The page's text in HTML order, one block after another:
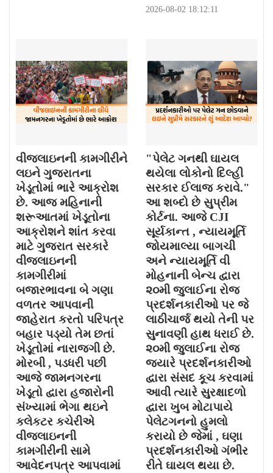
2026-08-02 18:12:11
વીજલાઇનની કામગીરીને
લઇને ગુજરાતના
ખેડૂતોમાં ભારે આક્રોશ
છે. આજ મહિનાની
શરૂઆતમાં ખેડૂતોના
આક્રોશને શાંત કરવા
માટે ગુજરાત સરકારે
વીજલાઇનની
કામગીરીમાં
બજારભાવના બે ગણા
વળતર આપવાની
જાહેરાત કરતો પરિપત્ર
બહાર પડ્યો તેમ છતાં
ખેડૂતોમાં નારાજગી છે.
મોરબી , પડધરી પછી
આજે જામનગરના
ખેડૂતો દ્વારા હજારોની
સંખ્યામાં ભેગા થઇને
કલેકટર કચેરીએ
વીજલાઇનની
કામગીરીની સામે
આવેદનપત્ર આપવામાં
"પેલેટ ગનથી ઘાયલ
થયેલા લોકોનો દિલ્હી
સરકાર ઈલાજ કરાવે."
આ શબ્દો છે સુપ્રીમ
કોર્ટના. આજે CJI
સૂર્યકાન્ત , ન્યાયમૂર્તિ
જોયમાલ્યા બાગચી
અને ન્યાયમૂર્તિ વી
મોહનાની બેન્ચ દ્વારા
૨૦મી જુલાઈના રોજ
પ્રદર્શનકારીઓ પર જે
લાઠીચાર્જ થયો તેની પર
સુનાવણી હાથ ધરાઈ છે.
૨૦મી જુલાઈના રોજ
જયારે પ્રદર્શનકારીઓ
દ્વારા સંસદ કૂચ કરવામાં
આવી ત્યારે સુરક્ષાદળો
દ્વારા ખુબ મોટાપાયે
પેલેટગનનો હુમલો
કરાયો છે જેમાં , ઘણા
પ્રદર્શનકારીઓ ગંભીર
રીતે ઘાયલ થયા છે.